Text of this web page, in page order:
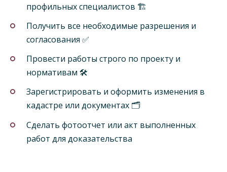
профильных специалистов 🏗️
Получить все необходимые разрешения и
согласования ✅
Провести работы строго по проекту и
нормативам 🛠️
Зарегистрировать и оформить изменения в
кадастре или документах 🗂️
Сделать фотоотчет или акт выполненных
работ для доказательства